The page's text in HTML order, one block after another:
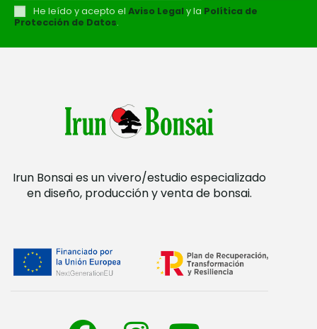
He leído y acepto el Aviso Legaly la Política de
Protección de Datos.
Irun Bonsai es un vivero/estudio especializado
en diseño, producción y venta de bonsai.